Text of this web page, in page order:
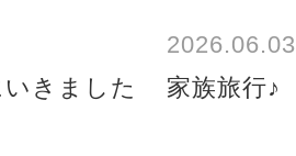
きました
2026.06.03
家族旅行♪